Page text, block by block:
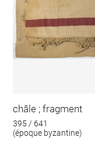
châle ; fragment
395 / 641
(époque byzantine)